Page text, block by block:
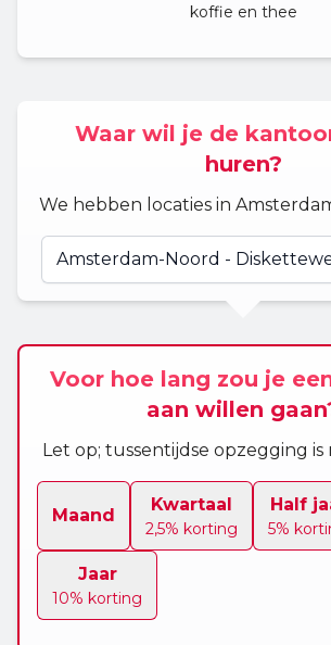
koffie en thee
Waar wil je de
huren?
We hebben locaties in
Voor hoe lang zou je
aan willen
Let op; tussentijdse opzegging
Maand
Kwartaal
2,5% korting
Half
5%
Jaar
10% korting